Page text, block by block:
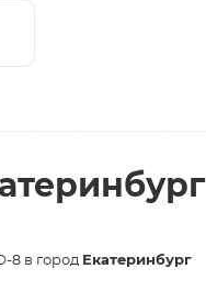
8 в город Екатеринбург